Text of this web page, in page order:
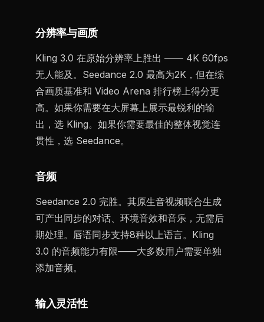
分辨率与画质
Kling 3.0 在原始分辨率上胜出 —— 4K 60fps
无人能及。Seedance 2.0 最高为2K，但在综
合画质基准和 Video Arena 排行榜上得分更
高。如果你需要在大屏幕上展示最锐利的输
出，选 Kling。如果你需要最佳的整体视觉连
贯性，选 Seedance。
音频
Seedance 2.0 完胜。其原生音视频联合生成
可产出同步的对话、环境音效和音乐，无需后
期处理。唇语同步支持8种以上语言。Kling
3.0 的音频能力有限——大多数用户需要单独
添加音频。
输入灵活性